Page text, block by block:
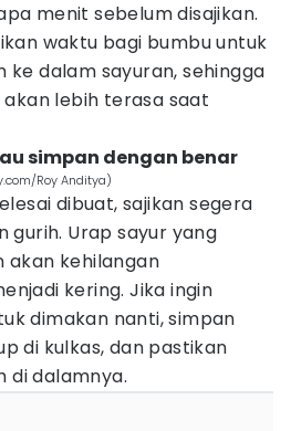
menit sebelum disajikan.
waktu bagi bumbu untuk
ke dalam sayuran, sehingga
lebih terasa saat
simpan dengan benar
Roy Anditya)
dibuat, sajikan segera
Urap sayur yang
akan kehilangan
kering. Jika ingin
dimakan nanti, simpan
di kulkas, dan pastikan
di dalamnya.